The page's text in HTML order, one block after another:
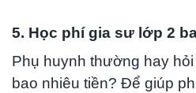
5. Học phí gia sư lớp 2
Phụ huynh thường hay
bao nhiêu tiền? Để giúp